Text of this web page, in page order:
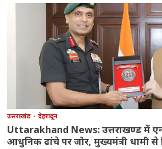
उत्तराखंड देहरादून
Uttarakhand News: उत्तराखण्ड में
आधुनिक ढांचे पर जोर, मुख्यमंत्री धामी